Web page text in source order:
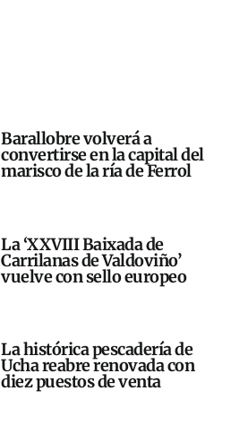
Barallobre volverá a
convertirse en la capital del
marisco de la ría de Ferrol
La ‘XXVIII Baixada de
Carrilanas de Valdoviño’
vuelve con sello europeo
La histórica pescadería de
Ucha reabre renovada con
diez puestos de venta